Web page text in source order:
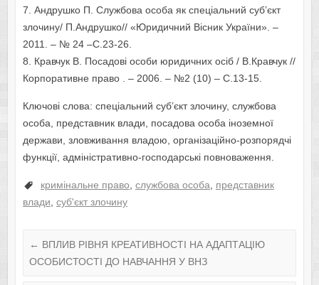
7. Андрушко П. Службова особа як спеціальний суб’єкт
злочину/ П.Андрушко// «Юридичний Вісник України». –
2011. – № 24 –С.23-26.
8. Кравчук В. Посадові особи юридичних осіб / В.Кравчук //
Корпоративне право . – 2006. – №2 (10) – С.13-15.
Ключові слова: спеціальний суб’єкт злочину, службова
особа, представник влади, посадова особа іноземної
держави, зловживання владою, організаційно-розпорядчі
функції, адміністративно-господарські повноваження.
кримінальне право, службова особа, представник
влади, суб'єкт злочину
← ВПЛИВ РІВНЯ КРЕАТИВНОСТІ НА АДАПТАЦІЮ
ОСОБИСТОСТІ ДО НАВЧАННЯ У ВНЗ